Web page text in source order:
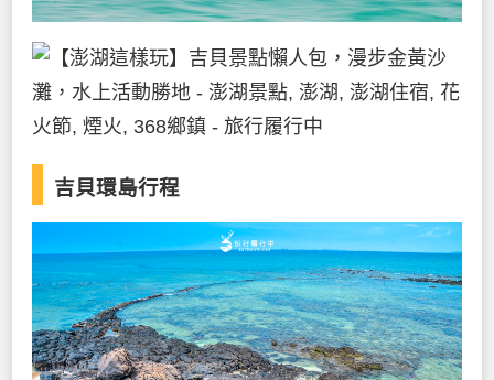
吉貝環島行程